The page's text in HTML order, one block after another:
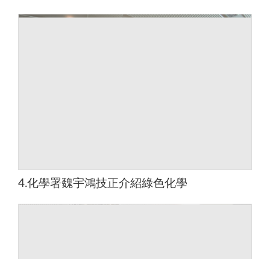
4.化學署魏宇鴻技正介紹綠色化學